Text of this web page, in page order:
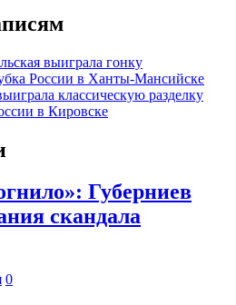
выиграла гонку
России в Ханты-Мансийске
классическую разделку
в Кировске
Губерниев
скандала
0